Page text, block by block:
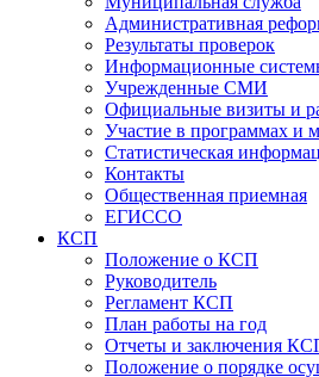
Административная
Результаты проверок
Информационные
Учрежденные СМИ
Официальные визиты и
Участие в программах и
Статистическая
Контакты
Общественная приемная
ЕГИССО
КСП
Положение о КСП
Руководитель
Регламент КСП
План работы на год
Отчеты и заключения
Положение о порядке